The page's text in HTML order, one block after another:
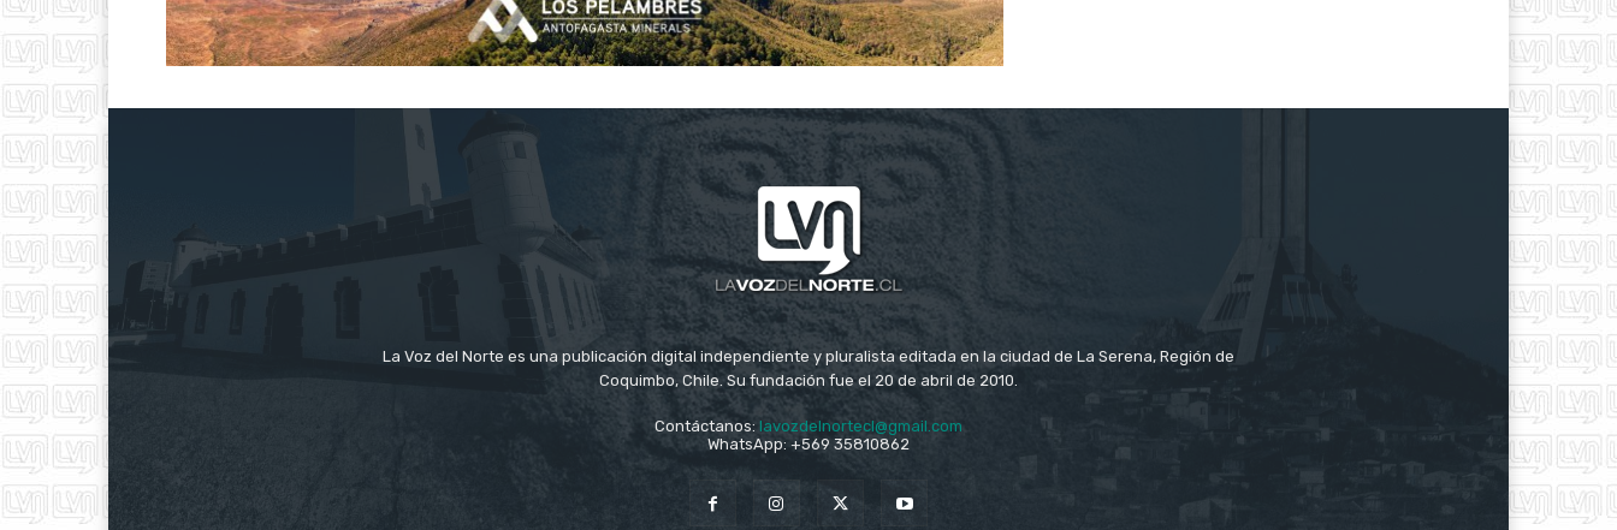
La Voz del Norte es una publicación digital independiente y pluralista editada en la ciudad de La Serena, Región de
Coquimbo, Chile. Su fundación fue el 20 de abril de 2010.
Contáctanos: lavozdelnortecl@gmail.com
WhatsApp: +569 35810862